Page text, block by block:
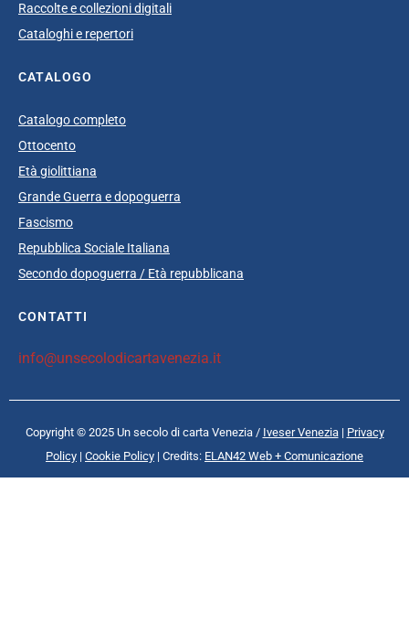
Raccolte e collezioni digitali
Cataloghi e repertori
CATALOGO
Catalogo completo
Ottocento
Età giolittiana
Grande Guerra e dopoguerra
Fascismo
Repubblica Sociale Italiana
Secondo dopoguerra / Età repubblicana
CONTATTI
info@unsecolodicartavenezia.it
Copyright © 2025 Un secolo di carta Venezia / Iveser Venezia| Privacy
Policy | Cookie Policy | Credits: ELAN42 Web + Comunicazione